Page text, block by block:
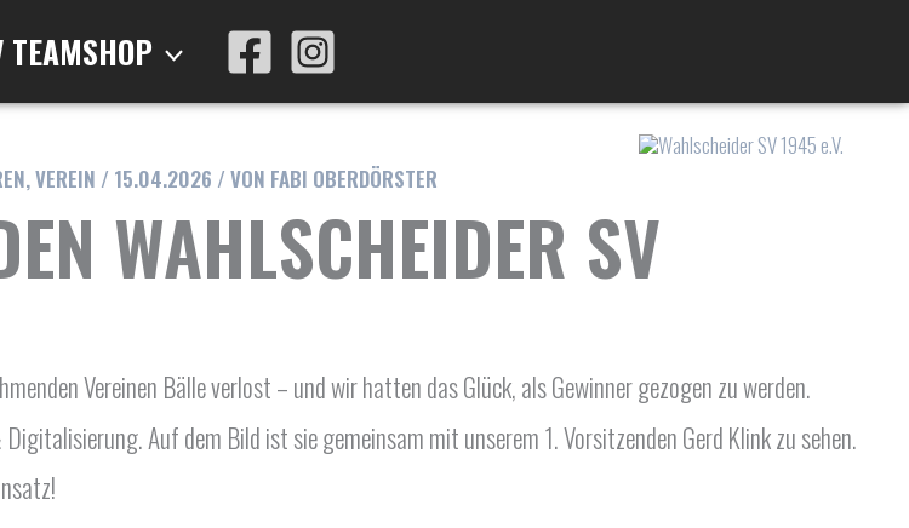
TEAMSHOP
,VEREIN / 15.04.2026 / VON FABI OBERDÖRSTER
WAHLSCHEIDER SV
Vereinen Bälle verlost – und wir hatten das Glück, als Gewinner gezogen zu werden.
Auf dem Bild ist sie gemeinsam mit unserem 1. Vorsitzenden Gerd Klink zu sehen.